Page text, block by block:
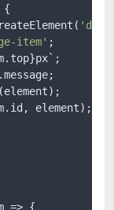
{
'div'
item' ;
element);
=> {